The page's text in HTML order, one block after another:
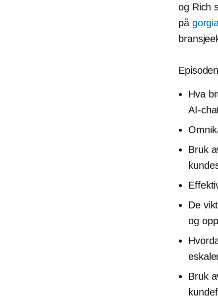
og Rich
på
Hva
AI-
Bruk
De
og
Bruk